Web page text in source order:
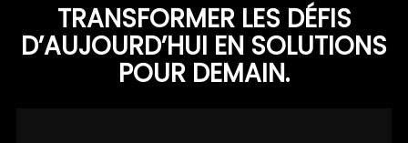
TRANSFORMER LES DÉFIS
D’AUJOURD’HUI EN SOLUTIONS
POUR DEMAIN.